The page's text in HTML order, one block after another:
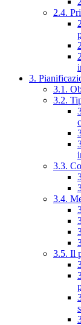
2.4.
3.
3.1.
3.2.
3.3.
3.4.
3.5. Il